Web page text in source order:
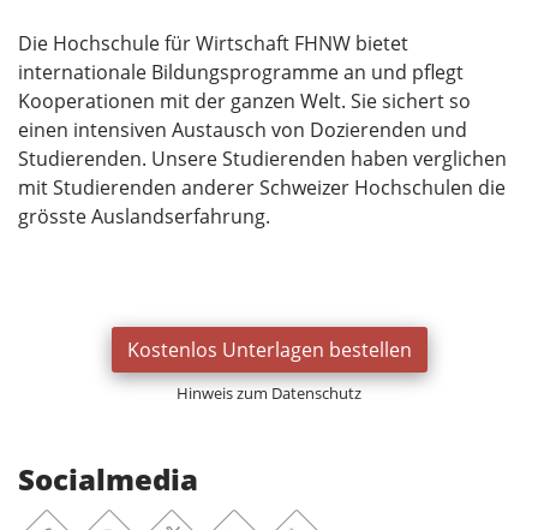
Die Hochschule für Wirtschaft FHNW bietet
internationale Bildungsprogramme an und pflegt
Kooperationen mit der ganzen Welt. Sie sichert so
einen intensiven Austausch von Dozierenden und
Studierenden. Unsere Studierenden haben verglichen
mit Studierenden anderer Schweizer Hochschulen die
grösste Auslandserfahrung.
Kostenlos Unterlagen bestellen
Hinweis zum Datenschutz
Socialmedia